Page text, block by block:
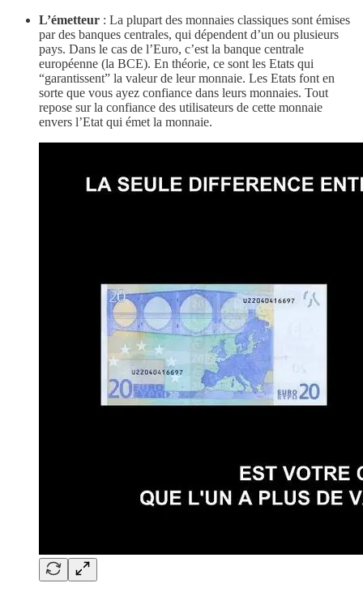
L’émetteur : La plupart des monnaies classiques sont émises
par des banques centrales, qui dépendent d’un ou plusieurs
pays. Dans le cas de l’Euro, c’est la banque centrale
européenne (la BCE). En théorie, ce sont les Etats qui
“garantissent” la valeur de leur monnaie. Les Etats font en
sorte que vous ayez confiance dans leurs monnaies. Tout
repose sur la confiance des utilisateurs de cette monnaie
envers l’Etat qui émet la monnaie.